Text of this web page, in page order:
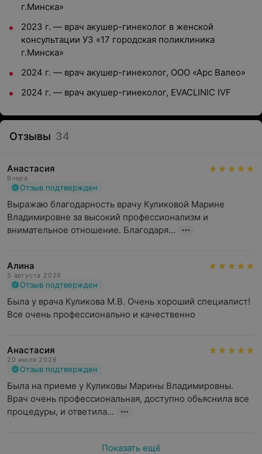
г.Минска»
2023 г. — врач акушер-гинеколог в женской
консультации УЗ «17 городская поликлиника
г.Минска»
2024 г. — врач акушер-гинеколог, ООО «Арс Валео»
2024 г. — врач акушер-гинеколог, EVACLINIC IVF
Отзывы 34
Анастасия
Вчера
Отзыв подтвержден
Выражаю благодарность врачу Куликовой Марине
Владимировне за высокий профессионализм и
внимательное отношение. Благодаря...
Алина
5 августа 2026
Отзыв подтвержден
Была у врача Куликова М.В. Очень хороший специалист!
Все очень профессионально и качественно
Анастасия
20 июля 2026
Отзыв подтвержден
Была на приеме у Куликовы Марины Владимировны.
Врач очень профессиональная, доступно обьяснила все
процедуры, и ответила...
Показать ещё